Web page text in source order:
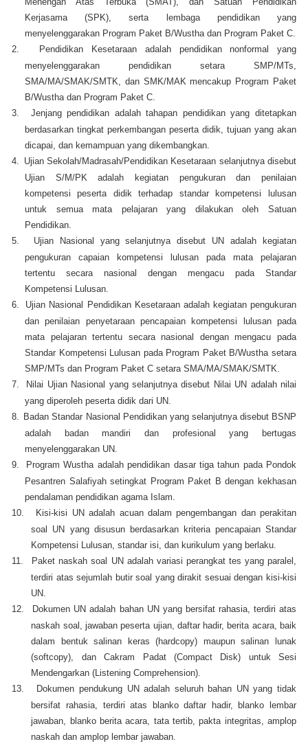
Kerjasama (SPK), serta lembaga pendidikan yang
menyelenggarakan Program Paket B/Wustha dan Program Paket C.
2.
Pendidikan Kesetaraan adalah pendidikan nonformal yang
menyelenggarakan pendidikan setara SMP/MTs,
SMA/MA/SMAK/SMTK, dan SMK/MAK mencakup Program Paket
B/Wustha dan Program Paket C.
3.
Jenjang pendidikan adalah tahapan pendidikan yang ditetapkan
berdasarkan tingkat perkembangan peserta didik, tujuan yang akan
dicapai, dan kemampuan yang dikembangkan.
4.
Ujian Sekolah/Madrasah/Pendidikan Kesetaraan selanjutnya disebut
Ujian S/M/PK adalah kegiatan pengukuran dan penilaian
kompetensi peserta didik terhadap standar kompetensi lulusan
untuk semua mata pelajaran yang dilakukan oleh Satuan
Pendidikan.
5.
Ujian Nasional yang selanjutnya disebut UN adalah kegiatan
pengukuran capaian kompetensi lulusan pada mata pelajaran
tertentu secara nasional dengan mengacu pada Standar
Kompetensi Lulusan.
6.
Ujian Nasional Pendidikan Kesetaraan adalah kegiatan pengukuran
dan penilaian penyetaraan pencapaian kompetensi lulusan pada
mata pelajaran tertentu secara nasional dengan mengacu pada
Standar Kompetensi Lulusan pada Program Paket B/Wustha setara
SMP/MTs dan Program Paket C setara SMA/MA/SMAK/SMTK.
7.
Nilai Ujian Nasional yang selanjutnya disebut Nilai UN adalah nilai
yang diperoleh peserta didik dari UN.
8.
Badan Standar Nasional Pendidikan yang selanjutnya disebut BSNP
adalah badan mandiri dan profesional yang bertugas
menyelenggarakan UN.
9.
Program Wustha adalah pendidikan dasar tiga tahun pada Pondok
Pesantren Salafiyah setingkat Program Paket B dengan kekhasan
pendalaman pendidikan agama Islam.
10.
Kisi-kisi UN adalah acuan dalam pengembangan dan perakitan
soal UN yang disusun berdasarkan kriteria pencapaian Standar
Kompetensi Lulusan, standar isi, dan kurikulum yang berlaku.
11.
Paket naskah soal UN adalah variasi perangkat tes yang paralel,
terdiri atas sejumlah butir soal yang dirakit sesuai dengan kisi-kisi
UN.
12.
Dokumen UN adalah bahan UN yang bersifat rahasia, terdiri atas
naskah soal, jawaban peserta ujian, daftar hadir, berita acara, baik
dalam bentuk salinan keras (hardcopy) maupun salinan lunak
(softcopy), dan Cakram Padat (Compact Disk) untuk Sesi
Mendengarkan (Listening Comprehension).
13.
Dokumen pendukung UN adalah seluruh bahan UN yang tidak
bersifat rahasia, terdiri atas blanko daftar hadir, blanko lembar
jawaban, blanko berita acara, tata tertib, pakta integritas, amplop
naskah dan amplop lembar jawaban.